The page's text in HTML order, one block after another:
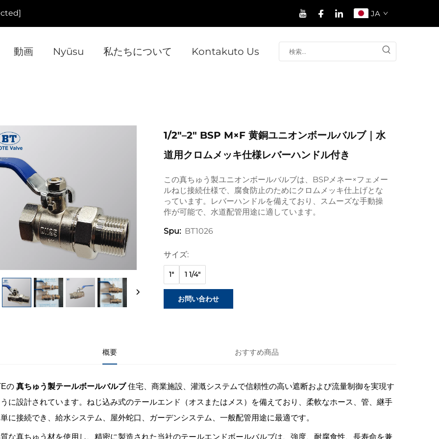
JA
動画 Nyūsu 私たちについて Kontakuto Us
1/2"–2" BSP M×F 黄銅ユニオンボールバルブ｜水
道用クロムメッキ仕様レバーハンドル付き
この真ちゅう製ユニオンボールバルブは、BSPメネー×フェメー
ルねじ接続仕様で、腐食防止のためにクロムメッキ仕上げとな
っています。レバーハンドルを備えており、スムーズな手動操
作が可能で、水道配管用途に適しています。
Spu: BT1026
サイズ:
1" 1 1/4"
お問い合わせ
概要 おすすめ商品
の 真ちゅう製テールボールバルブ住宅、商業施設、灌漑システムで信頼性の高い遮断および流量制御を実現す
に設計されています。ねじ込み式のテールエンド（オスまたはメス）を備えており、柔軟なホース、管、継手
に接続でき、給水システム、屋外蛇口、ガーデンシステム、一般配管用途に最適です。
な真ちゅう材を使用し、精密に製造された当社のテールエンドボールバルブは、強度、耐腐食性、長寿命を兼